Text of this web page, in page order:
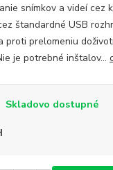
snímkov a videí cez
štandardné USB
proti prelomeniu
je potrebné inštalov...
Skladovo dostupné